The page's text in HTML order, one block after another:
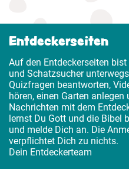
Entdeckerseiten
Auf den Entdeckerseiten
und Schatzsucher
Quizfragen beantworten,
hören, einen Garten
Nachrichten mit dem
lernst Du Gott und die Bibel
und melde Dich an. Die
verpflichtet Dich zu nichts.
Dein Entdeckerteam